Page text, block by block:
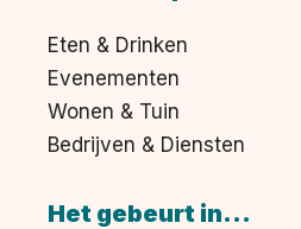
Eten & Drinken
Evenementen
Wonen & Tuin
Bedrijven & Diensten
Het gebeurt in...